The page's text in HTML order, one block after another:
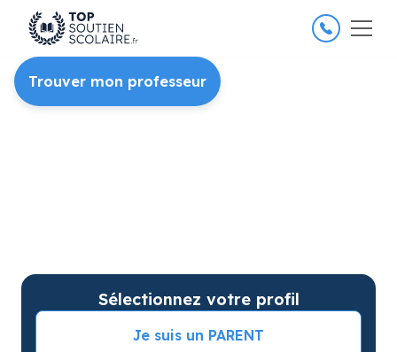
26 000 élèves satisfaits
Trouver mon professeur
Sélectionnez votre profil
Je suis un PARENT